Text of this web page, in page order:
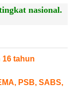
nasional.
tahun
PSB, SABS,